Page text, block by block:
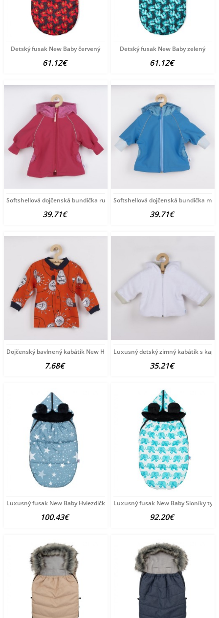
Detský fusak New Baby červený
61.12€
Detský fusak New Baby zelený
61.12€
Softshellová dojčenská bundička ružová
39.71€
Softshellová dojčenská bundička
39.71€
Dojčenský bavlnený kabátik New Happy Bulbs oranžová
7.68€
Luxusný detský zimný kabátik s
35.21€
Luxusný fusak New Baby Hviezdičky sivá
100.43€
Luxusný fusak New Baby Sloníky
92.20€